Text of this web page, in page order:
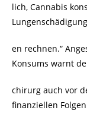
lich, Cannabis
en rechnen.“
Konsums warnt
chirurg auch vor
finanziellen